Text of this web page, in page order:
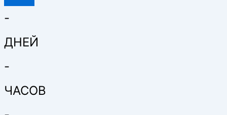
-
ДНЕЙ
-
ЧАСОВ